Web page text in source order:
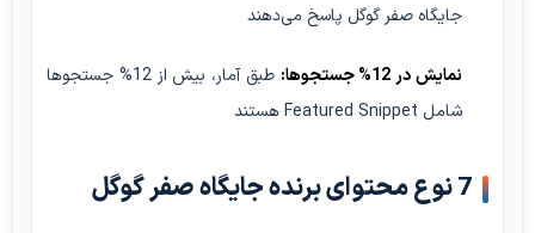
جایگاه صفر گوگل پاسخ می‌دهند
نمایش در 12% جستجوها:
طبق آمار، بیش از 12% جستجوها
شامل Featured Snippet هستند
7 نوع محتوای برنده جایگاه صفر گوگل